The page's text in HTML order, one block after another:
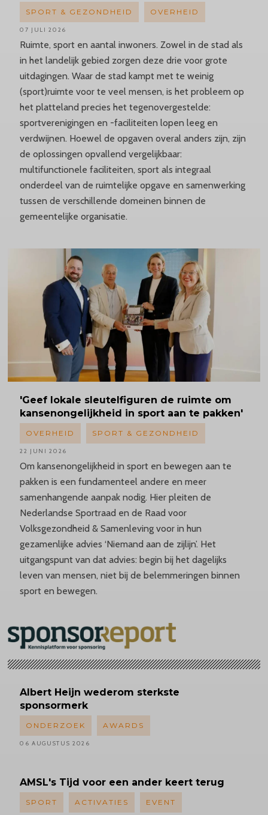
Ruimte, sport en aantal inwoners. Zowel in de stad als
in het landelijk gebied zorgen deze drie voor grote
uitdagingen. Waar de stad kampt met te weinig
(sport)ruimte voor te veel mensen, is het probleem op
het platteland precies het tegenovergestelde:
sportverenigingen en -faciliteiten lopen leeg en
verdwijnen. Hoewel de opgaven overal anders zijn, zijn
de oplossingen opvallend vergelijkbaar:
multifunctionele faciliteiten, sport als integraal
onderdeel van de ruimtelijke opgave en samenwerking
tussen de verschillende domeinen binnen de
gemeentelijke organisatie.
SPORT & GEZONDHEID OVERHEID
07 JULI 2026
'Geef lokale sleutelfiguren de ruimte om
kansenongelijkheid in sport aan te pakken'
Om kansenongelijkheid in sport en bewegen aan te
pakken is een fundamenteel andere en meer
samenhangende aanpak nodig. Hier pleiten de
Nederlandse Sportraad en de Raad voor
Volksgezondheid & Samenleving voor in hun
gezamenlijke advies ‘Niemand aan de zijlijn’. Het
uitgangspunt van dat advies: begin bij het dagelijks
leven van mensen, niet bij de belemmeringen binnen
sport en bewegen.
OVERHEID SPORT & GEZONDHEID
22 JUNI 2026
Albert Heijn wederom sterkste
sponsormerk
ONDERZOEK AWARDS
06 AUGUSTUS 2026
AMSL's Tijd voor een ander keert terug
SPORT ACTIVATIES EVENT